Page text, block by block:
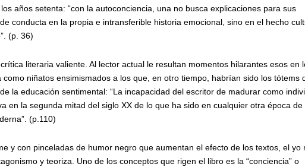
años setenta: “con la autoconciencia, una no busca explicaciones para sus
conducta en la propia e intransferible historia emocional, sino en el hecho
(p. 36)
literaria valiente. Al lector actual le resultan momentos hilarantes esos en
como niñatos ensimismados a los que, en otro tiempo, habrían sido los tótems
la educación sentimental: “La incapacidad del escritor de madurar como
en la segunda mitad del siglo XX de lo que ha sido en cualquier otra época de
(p.110)
y con pinceladas de humor negro que aumentan el efecto de los textos, el yo
y teoriza. Uno de los conceptos que rigen el libro es la “conciencia” o